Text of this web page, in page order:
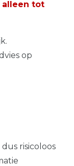
alleen tot
op
risicoloos